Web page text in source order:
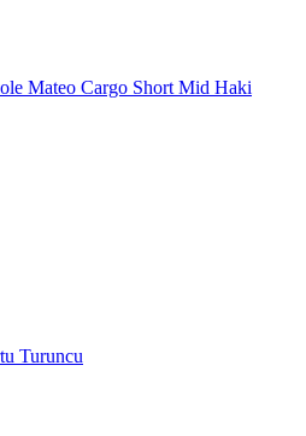
Mateo Cargo Short Mid Haki
Turuncu